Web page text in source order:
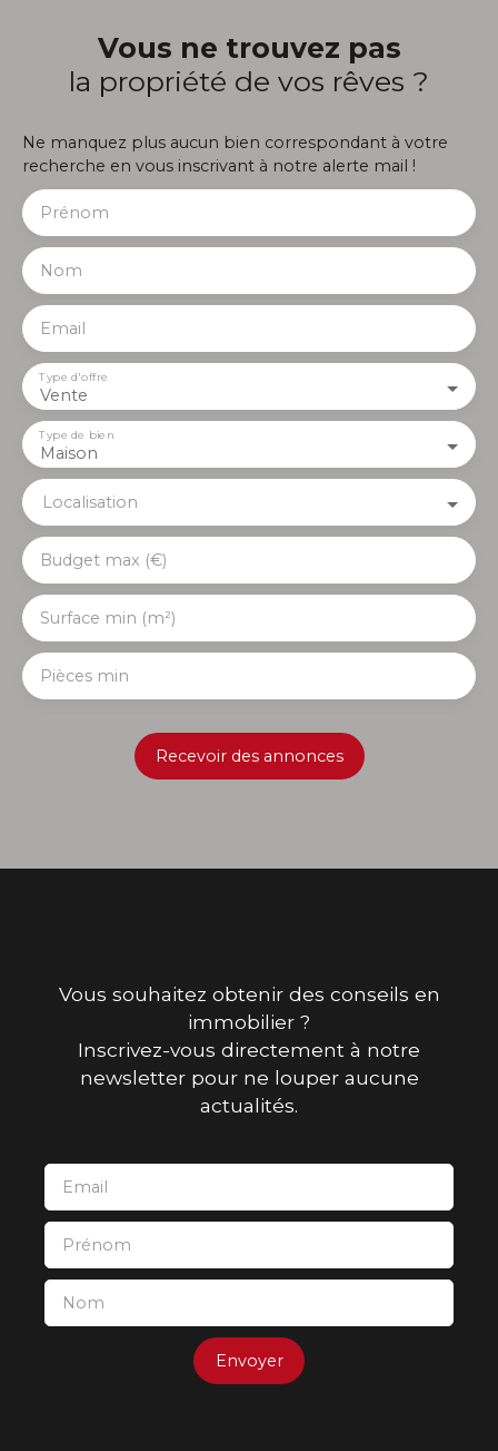
Vous ne trouvez pas
la propriété de vos rêves ?
Ne manquez plus aucun bien correspondant à votre
recherche en vous inscrivant à notre alerte mail !
Prénom
Nom
Email
Vente
Type d'offre
Maison
Type de bien
Localisation
Budget max (€)
Surface min (m²)
Pièces min
Recevoir des annonces
Vous souhaitez obtenir des conseils en
immobilier ?
Inscrivez-vous directement à notre
newsletter pour ne louper aucune
actualités.
Email
Prénom
Nom
Envoyer